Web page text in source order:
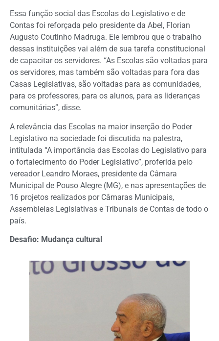
Essa função social das Escolas do Legislativo e de
Contas foi reforçada pelo presidente da Abel, Florian
Augusto Coutinho Madruga. Ele lembrou que o trabalho
dessas instituições vai além de sua tarefa constitucional
de capacitar os servidores. “As Escolas são voltadas para
os servidores, mas também são voltadas para fora das
Casas Legislativas, são voltadas para as comunidades,
para os professores, para os alunos, para as lideranças
comunitárias”, disse.
A relevância das Escolas na maior inserção do Poder
Legislativo na sociedade foi discutida na palestra,
intitulada “A importância das Escolas do Legislativo para
o fortalecimento do Poder Legislativo”, proferida pelo
vereador Leandro Moraes, presidente da Câmara
Municipal de Pouso Alegre (MG), e nas apresentações de
16 projetos realizados por Câmaras Municipais,
Assembleias Legislativas e Tribunais de Contas de todo o
país.
Desafio: Mudança cultural